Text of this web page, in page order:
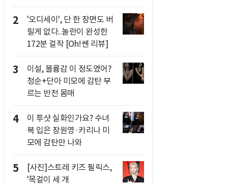
2
'오디세이', 단 한 장면도 버
릴게 없다..놀란이 완성한
172분 걸작 [Oh!쎈 리뷰]
3
이설, 볼륨감 이 정도였어?
청순+단아 미모에 감탄 부
르는 반전 몸매
4
이 투샷 실화인가요? 수녀
복 입은 장원영·카리나 미
모에 감탄만 나와
5
[사진]스트레 키즈 필릭스,
'목걸이 세 개